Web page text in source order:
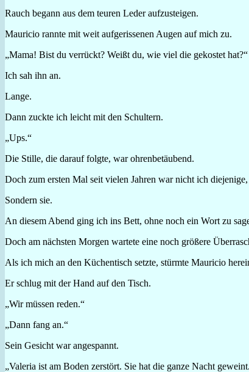
Rauch begann aus dem teuren Leder aufzusteigen.
Mauricio rannte mit weit aufgerissenen Augen auf mich zu.
„Mama! Bist du verrückt? Weißt du, wie viel die gekostet hat?“
Ich sah ihn an.
Lange.
Dann zuckte ich leicht mit den Schultern.
„Ups.“
Die Stille, die darauf folgte, war ohrenbetäubend.
Doch zum ersten Mal seit vielen Jahren war nicht ich diejenige,
Sondern sie.
An diesem Abend ging ich ins Bett, ohne noch ein Wort zu
Doch am nächsten Morgen wartete eine noch größere
Als ich mich an den Küchentisch setzte, stürmte Mauricio
Er schlug mit der Hand auf den Tisch.
„Wir müssen reden.“
„Dann fang an.“
Sein Gesicht war angespannt.
„Valeria ist am Boden zerstört. Sie hat die ganze Nacht